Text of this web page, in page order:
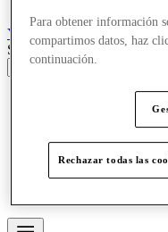
York
Designer Outlet
Search input
Planifica tu visita
¿Qué pasa?
Comer y beber
Tarjetas regalo
Para obtener información
compartimos datos, haz
continuación.
Rechazar todas las